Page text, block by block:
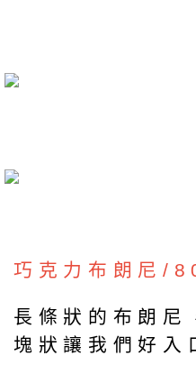
巧克力布朗尼/
長條狀的布朗尼
塊狀讓我們好入